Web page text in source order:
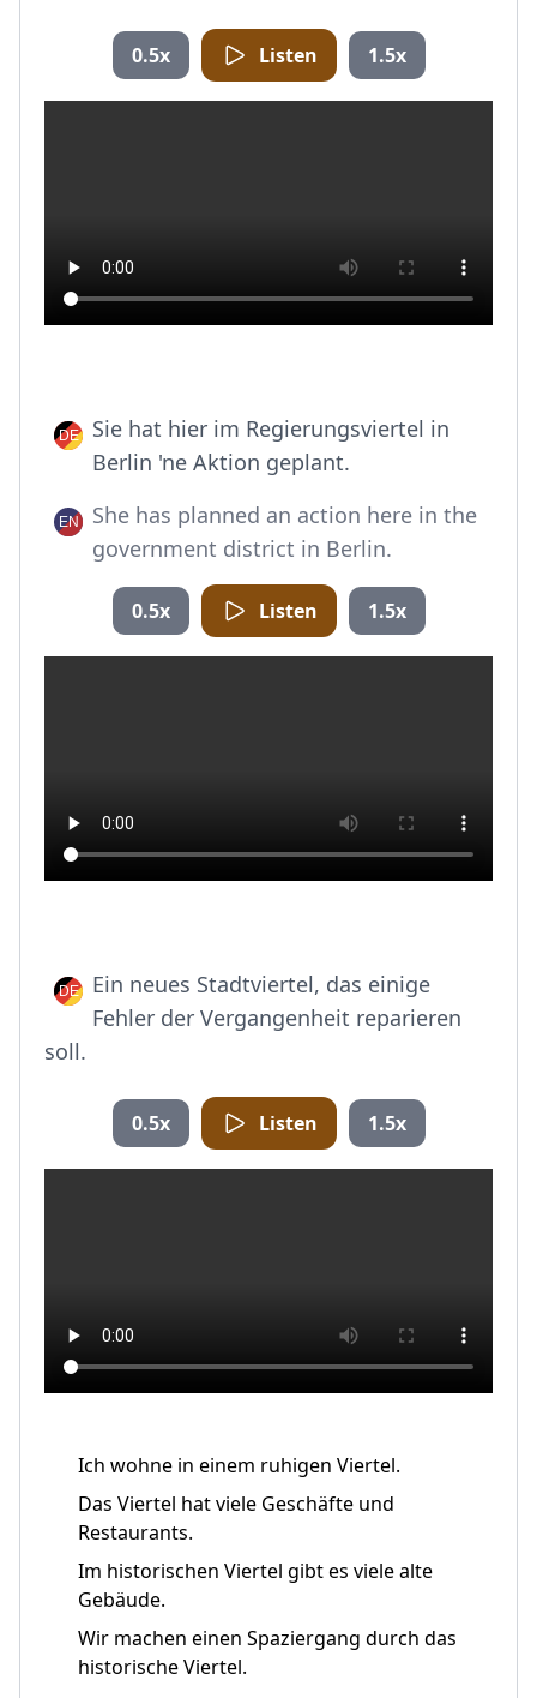
0.5x Listen 1.5x
Sie hat hier im Regierungsviertel in
Berlin 'ne Aktion geplant.
She has planned an action here in the
government district in Berlin.
0.5x Listen 1.5x
Ein neues Stadtviertel, das einige
Fehler der Vergangenheit reparieren
soll.
0.5x Listen 1.5x
Ich wohne in einem ruhigen Viertel.
Das Viertel hat viele Geschäfte und
Restaurants.
Im historischen Viertel gibt es viele alte
Gebäude.
Wir machen einen Spaziergang durch das
historische Viertel.